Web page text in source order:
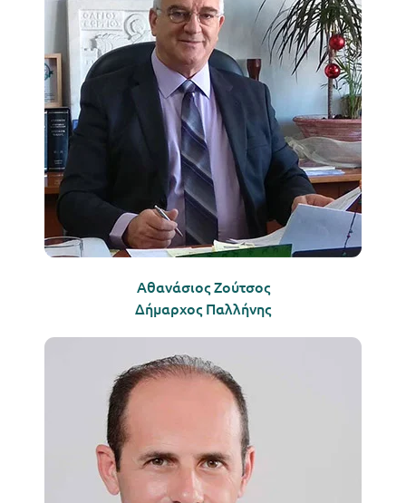
Αθανάσιος Ζούτσος
Δήμαρχος Παλλήνης